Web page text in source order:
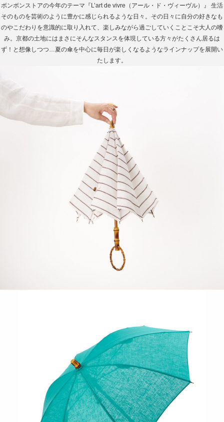
ボンボンストアの今年のテーマ『L’art de vivre（アール・ド・ヴィーヴル）』 生活
そのものを芸術のように豊かに感じられるような日々。その日々に自分の好きなも
のやこだわりを意識的に取り入れて、楽しみながら過ごしていくことこそ大人の嗜
み。京都の土地にはまさにそんなスタンスを体現している方々がたくさん居るは
ず！と想像しつつ…夏の傘を中心に毎日が楽しくなるようなラインナップを展開い
たします。